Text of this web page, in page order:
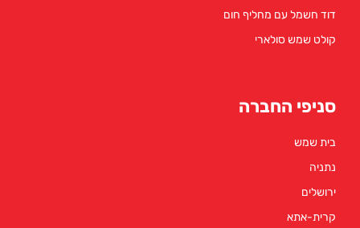
דוד חשמל עם מחליף חום
קולט שמש סולארי
סניפי החברה
בית שמש
נתניה
ירושלים
קרית-אתא